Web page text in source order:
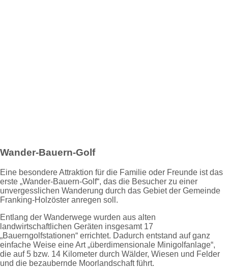
Wander-Bauern-Golf
Eine besondere Attraktion für die Familie oder Freunde ist das
erste „Wander-Bauern-Golf“, das die Besucher zu einer
unvergesslichen Wanderung durch das Gebiet der Gemeinde
Franking-Holzöster anregen soll.
Entlang der Wanderwege wurden aus alten
landwirtschaftlichen Geräten insgesamt 17
„Bauerngolfstationen“ errichtet. Dadurch entstand auf ganz
einfache Weise eine Art „überdimensionale Minigolfanlage“,
die auf 5 bzw. 14 Kilometer durch Wälder, Wiesen und Felder
und die bezaubernde Moorlandschaft führt.